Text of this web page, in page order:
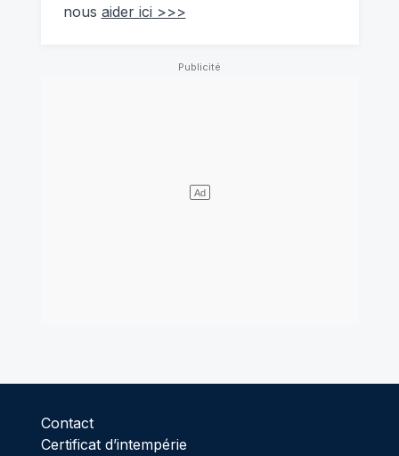
nous aider ici >>>
Contact
Certificat d’intempérie